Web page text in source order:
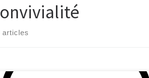
articles